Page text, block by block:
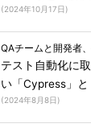
(2024年10月17日)
QAチームと開発者
テスト自動化に
い「Cypress」
(2024年8月8日)